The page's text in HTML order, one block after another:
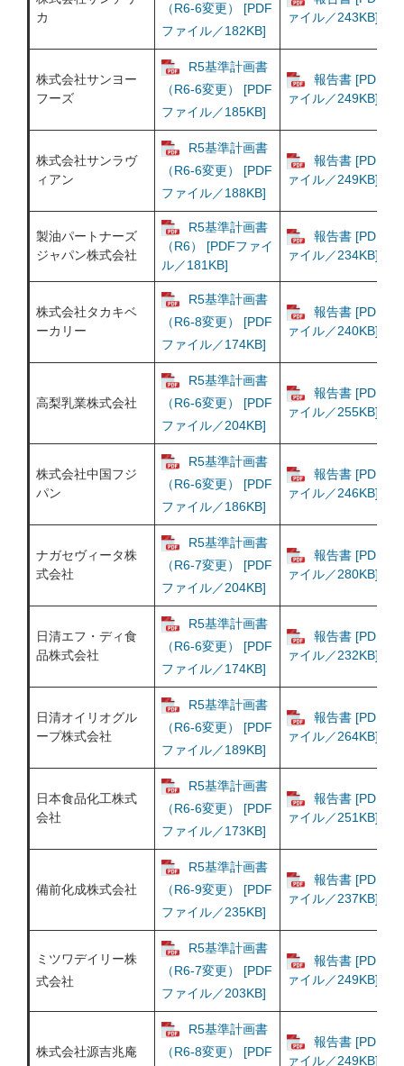
カ
（R6-6変更） [PDF
ファイル／182KB]
ァイル／243KB]
株式会社サンヨー
フーズ
R5基準計画書
（R6-6変更） [PDF
ファイル／185KB]
報告書 [PDFフ
ァイル／249KB]
株式会社サンラヴ
ィアン
R5基準計画書
（R6-6変更） [PDF
ファイル／188KB]
報告書 [PDFフ
ァイル／249KB]
製油パートナーズ
ジャパン株式会社
R5基準計画書
（R6） [PDFファイ
ル／181KB]
報告書 [PDFフ
ァイル／234KB]
株式会社タカキベ
ーカリー
R5基準計画書
（R6-8変更） [PDF
ファイル／174KB]
報告書 [PDFフ
ァイル／240KB]
高梨乳業株式会社
R5基準計画書
（R6-6変更） [PDF
ファイル／204KB]
報告書 [PDFフ
ァイル／255KB]
株式会社中国フジ
パン
R5基準計画書
（R6-6変更） [PDF
ファイル／186KB]
報告書 [PDFフ
ァイル／246KB]
ナガセヴィータ株
式会社
R5基準計画書
（R6-7変更） [PDF
ファイル／204KB]
報告書 [PDFフ
ァイル／280KB]
日清エフ・ディ食
品株式会社
R5基準計画書
（R6-6変更） [PDF
ファイル／174KB]
報告書 [PDFフ
ァイル／232KB]
日清オイリオグル
ープ株式会社
R5基準計画書
（R6-6変更） [PDF
ファイル／189KB]
報告書 [PDFフ
ァイル／264KB]
日本食品化工株式
会社
R5基準計画書
（R6-6変更） [PDF
ファイル／173KB]
報告書 [PDFフ
ァイル／251KB]
備前化成株式会社
R5基準計画書
（R6-9変更） [PDF
ファイル／235KB]
報告書 [PDFフ
ァイル／237KB]
ミツワデイリー株
式会社
R5基準計画書
（R6-7変更） [PDF
ファイル／203KB]
報告書 [PDFフ
ァイル／249KB]
株式会社源吉兆庵
R5基準計画書
（R6-8変更） [PDF
報告書 [PDFフ
ァイル／249KB]